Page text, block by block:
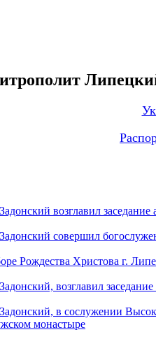
возглавил заседание
совершил
Рождества Христова г.
возглавил заседание
в сослужении
монастыре